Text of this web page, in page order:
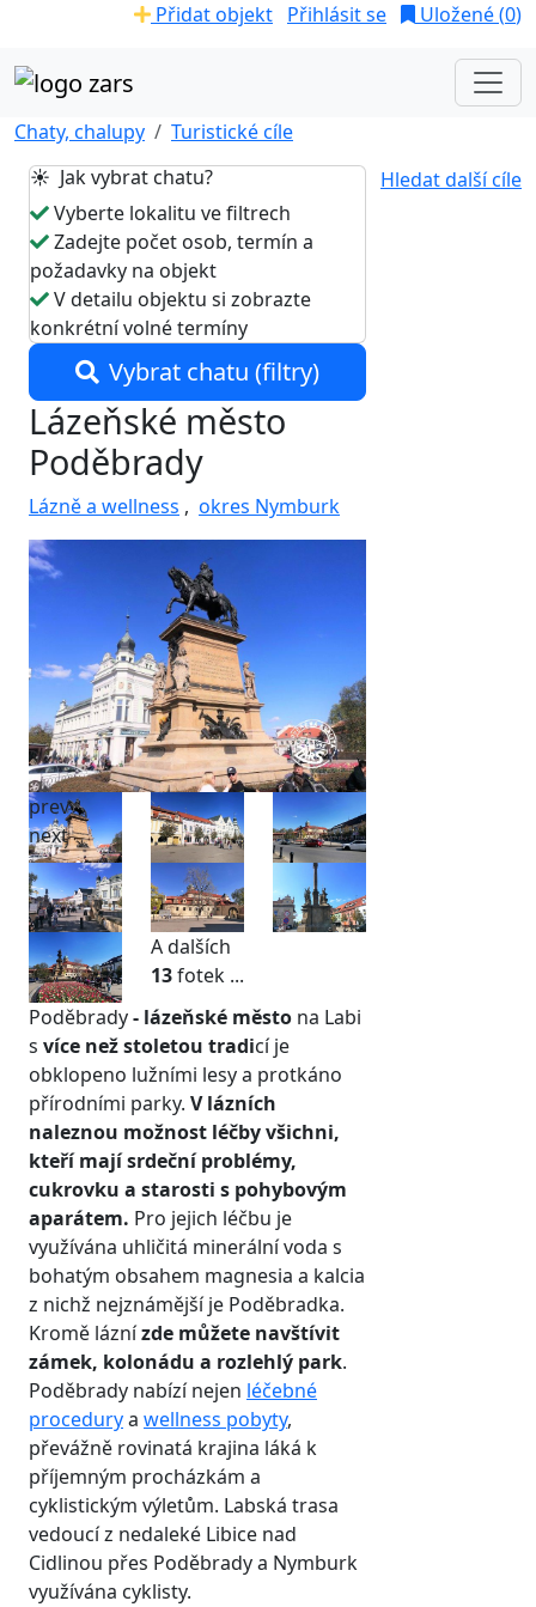
Přidat objekt Přihlásit se Uložené (0)
Chaty, chalupy
Turistické cíle
Hledat další cíle
☀️ Jak vybrat chatu?
Vyberte lokalitu ve filtrech
Zadejte počet osob, termín a
požadavky na objekt
V detailu objektu si zobrazte
konkrétní volné termíny
Vybrat chatu (filtry)
Lázeňské město
Poděbrady
Lázně a wellness , okres Nymburk
prev
next
A dalších
13fotek ...
Poděbrady- lázeňské město na Labi
s více než stoletou tradicí je
obklopeno lužními lesy a protkáno
přírodními parky. V lázních
naleznou možnost léčby všichni,
kteří mají srdeční problémy,
cukrovku a starosti s pohybovým
aparátem. Pro jejich léčbu je
využívána uhličitá minerální voda s
bohatým obsahem magnesia a kalcia
z nichž nejznámější je Poděbradka.
Kromě láznízde můžete navštívit
zámek, kolonádu a rozlehlý park.
Poděbrady nabízí nejen léčebné
procedurya wellness pobyty,
převážně rovinatá krajina láká k
příjemným procházkám a
cyklistickým výletům. Labská trasa
vedoucí z nedaleké Libice nad
Cidlinou přes Poděbrady a Nymburk
využívána cyklisty.